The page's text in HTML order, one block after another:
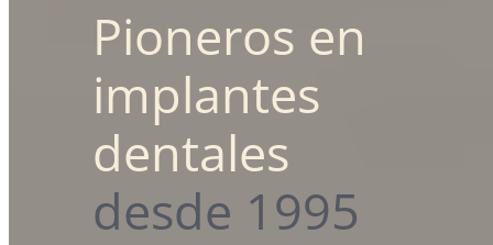
Pioneros en
implantes
dentales
desde 1995